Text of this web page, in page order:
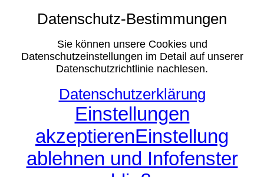
Datenschutz-Bestimmungen
Sie können unsere Cookies und
Datenschutzeinstellungen im Detail auf unserer
Datenschutzrichtlinie nachlesen.
Datenschutzerklärung
Einstellungen
akzeptierenEinstellung
ablehnen und Infofenster